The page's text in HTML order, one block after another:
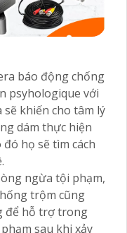
báo động chống
psyhologique với
sẽ khiến cho tâm lý
dám thực hiện
họ sẽ tìm cách
ngừa tội phạm,
trộm cũng
để hỗ trợ trong
sau khi xảy